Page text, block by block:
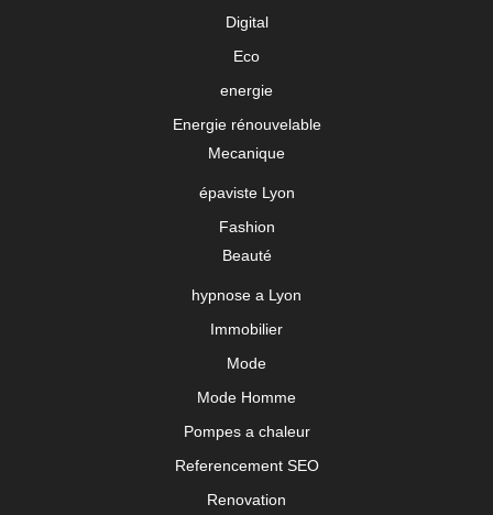
Digital
Eco
energie
Energie rénouvelable
Mecanique
épaviste Lyon
Fashion
Beauté
hypnose a Lyon
Immobilier
Mode
Mode Homme
Pompes a chaleur
Referencement SEO
Renovation